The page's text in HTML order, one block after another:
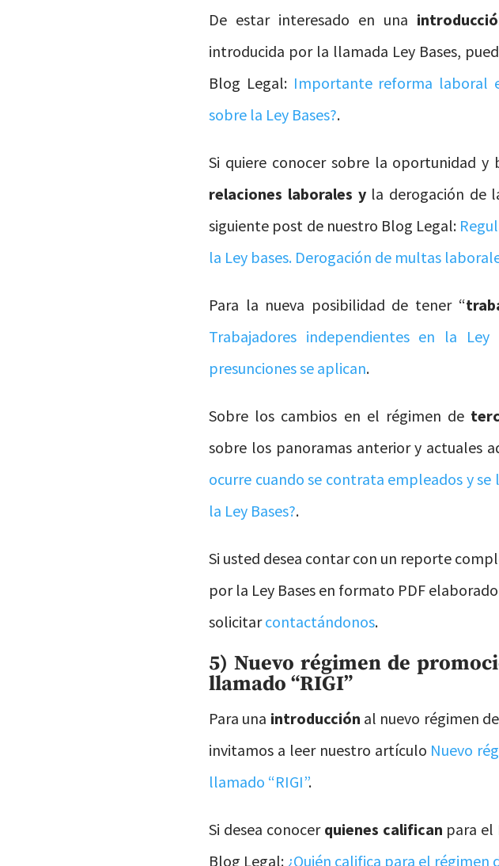
De estar interesado en una
introducida por la llamada Ley Bases,
Blog Legal: Importante reforma laboral
sobre la Ley Bases?.
Si quiere conocer sobre la oportunidad y
relaciones laborales yla derogación de
siguiente post de nuestro Blog Legal:
la Ley bases. Derogación de multas
Para la nueva posibilidad de tener “
Trabajadores independientes en la
presunciones se aplican.
Sobre los cambios en el régimen de
sobre los panoramas anterior y actuales
ocurre cuando se contrata empleados y
la Ley Bases?.
Si usted desea contar con un reporte
por la Ley Bases en formato PDF
solicitarcontactándonos.
5) Nuevo régimen de
llamado “RIGI”
Para una introducción al nuevo régimen
invitamos a leer nuestro artículo Nuevo
llamado “RIGI”.
Si desea conocer quienes califican para el
Blog Legal: ¿Quién califica para el régimen